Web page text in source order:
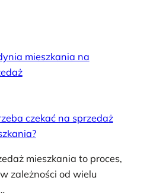
mieszkania na
czekać na sprzedaż
mieszkania to proces,
zależności od wielu